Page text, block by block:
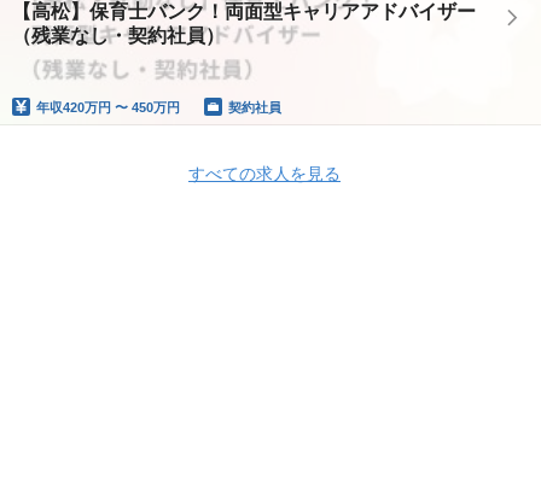
【高松】保育士バンク！両面型キャリアアドバイザー
（残業なし・契約社員）
年収420万円 〜 450万円 契約社員
すべての求人を見る